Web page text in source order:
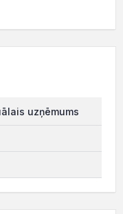
uzņēmums